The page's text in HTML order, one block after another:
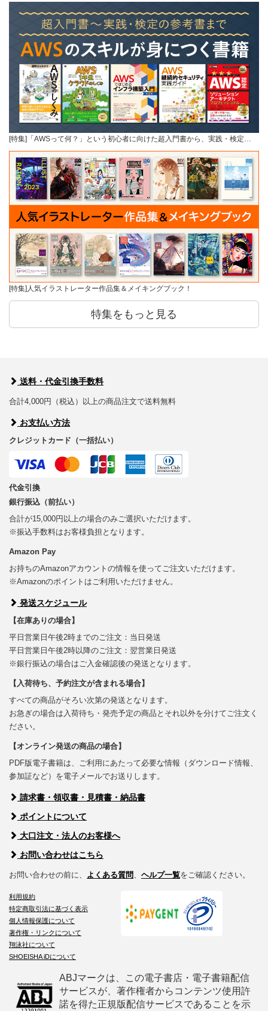
[特集]「AWSって何？」という初心者に向けた超入門書から、実践・検定…
[特集]人気イラストレーター作品集＆メイキングブック！
特集をもっと見る
送料・代金引換手数料
合計4,000円（税込）以上の商品注文で送料無料
お支払い方法
クレジットカード（一括払い）
代金引換
銀行振込（前払い）
合計が15,000円以上の場合のみご選択いただけます。
※振込手数料はお客様負担となります。
Amazon Pay
お持ちのAmazonアカウントの情報を使ってご注文いただけます。
※Amazonのポイントはご利用いただけません。
発送スケジュール
【在庫ありの場合】
平日営業日午後2時までのご注文：当日発送
平日営業日午後2時以降のご注文：翌営業日発送
※銀行振込の場合はご入金確認後の発送となります。
【入荷待ち、予約注文が含まれる場合】
すべての商品がそろい次第の発送となります。
お急ぎの場合は入荷待ち・発売予定の商品とそれ以外を分けてご注文く
ださい。
【オンライン発送の商品の場合】
PDF版電子書籍は、ご利用にあたって必要な情報（ダウンロード情報、
参加証など）を電子メールでお送りします。
請求書・領収書・見積書・納品書
ポイントについて
大口注文・法人のお客様へ
お問い合わせはこちら
お問い合わせの前に、 よくある質問 ヘルプ一覧をご確認ください。
利用規約
特定商取引法に基づく表示
個人情報保護について
著作権・リンクについて
翔泳社について
SHOEISHA iDについて
ABJマークは、この電子書店・電子書籍配信
サービスが、著作権者からコンテンツ使用許
諾を得た正規版配信サービスであることを示